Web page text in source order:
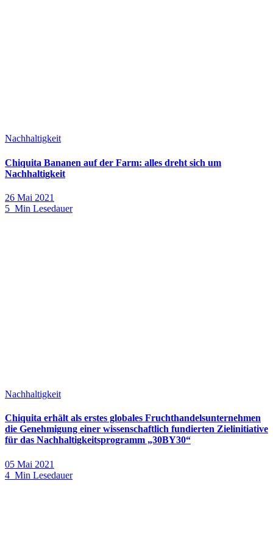
Nachhaltigkeit
Chiquita Bananen auf der Farm: alles dreht sich um
Nachhaltigkeit
26 Mai 2021
5 Min Lesedauer
Nachhaltigkeit
Chiquita erhält als erstes globales Fruchthandelsunternehmen
die Genehmigung einer wissenschaftlich fundierten Zielinitiative
für das Nachhaltigkeitsprogramm „30BY30“
05 Mai 2021
4 Min Lesedauer